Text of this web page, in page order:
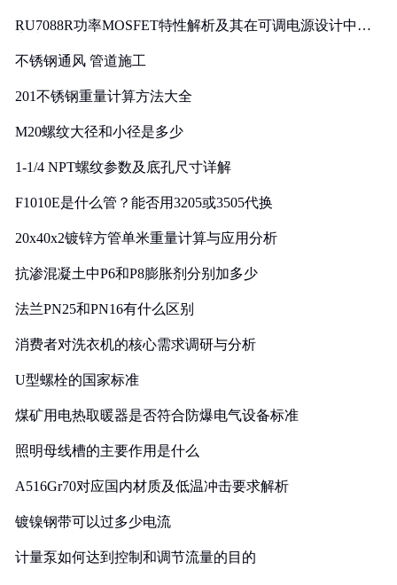
RU7088R功率MOSFET特性解析及其在可调电源设计中的
不锈钢通风 管道施工
201不锈钢重量计算方法大全
M20螺纹大径和小径是多少
1-1/4 NPT螺纹参数及底孔尺寸详解
F1010E是什么管？能否用3205或3505代换
20x40x2镀锌方管单米重量计算与应用分析
抗渗混凝土中P6和P8膨胀剂分别加多少
法兰PN25和PN16有什么区别
消费者对洗衣机的核心需求调研与分析
U型螺栓的国家标准
煤矿用电热取暖器是否符合防爆电气设备标准
照明母线槽的主要作用是什么
A516Gr70对应国内材质及低温冲击要求解析
镀镍钢带可以过多少电流
计量泵如何达到控制和调节流量的目的